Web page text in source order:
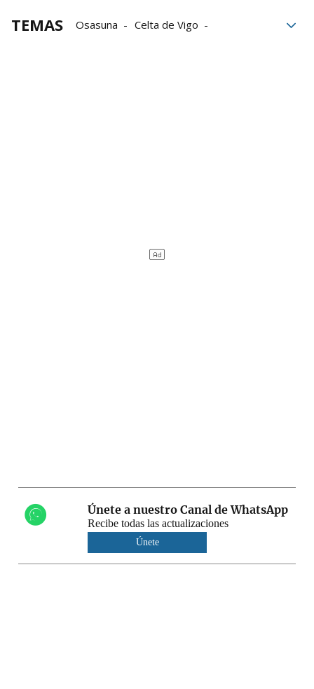
TEMAS Osasuna
Celta de Vigo
Únete a nuestro Canal de WhatsApp
Recibe todas las actualizaciones
Únete